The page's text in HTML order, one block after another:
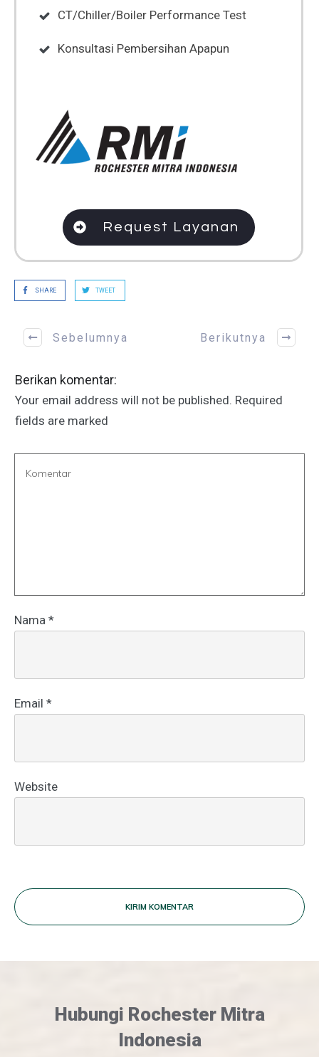
CT/Chiller/Boiler Performance Test
Konsultasi Pembersihan Apapun
Request Layanan
SHARE TWEET
Sebelumnya Berikutnya
Berikan komentar:
Your email address will not be published. Required
fields are marked
Nama *
Email *
Website
KIRIM KOMENTAR
Hubungi Rochester Mitra
Indonesia